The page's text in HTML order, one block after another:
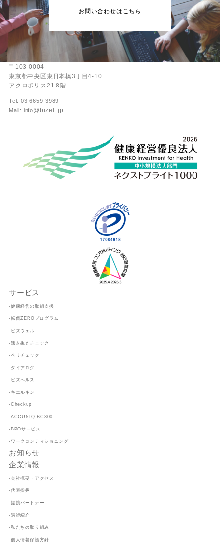
お問い合わせはこちら
〒103-0004
東京都中央区東日本橋3丁目4-10
アクロポリス21 8階
Tel: 03-6659-3989
Mail: info@bizell.jp
サービス
-健康経営の取組支援
-転倒ZEROプログラム
-ビズウェル
-活き生きチェック
-ペリチェック
-ダイアログ
-ビズヘルス
-キエルキン
-Checkup
-ACCUNIQ BC300
-BPOサービス
-ワークコンディショニング
お知らせ
企業情報
-会社概要・アクセス
-代表挨拶
-提携パートナー
-講師紹介
-私たちの取り組み
-個人情報保護方針